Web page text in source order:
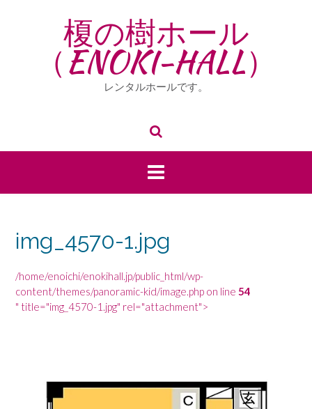
榎の樹ホール
（ENOKI-HALL）
レンタルホールです。
img_4570-1.jpg
/home/enoichi/enokihall.jp/public_html/wp-
content/themes/panoramic-kid/image.php on line 54
" title="img_4570-1.jpg" rel="attachment">